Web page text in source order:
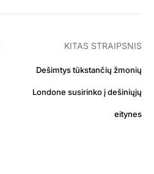
KITAS STRAIPSNIS
Dešimtys tūkstančių žmonių
Londone susirinko į dešiniųjų
eitynes